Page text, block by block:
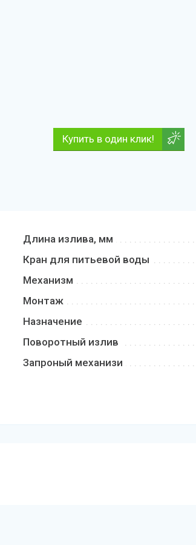
Купить в один клик!
Длина излива, мм
Кран для питьевой воды
Механизм
Монтаж
Назначение
Поворотный излив
Запроный механизи